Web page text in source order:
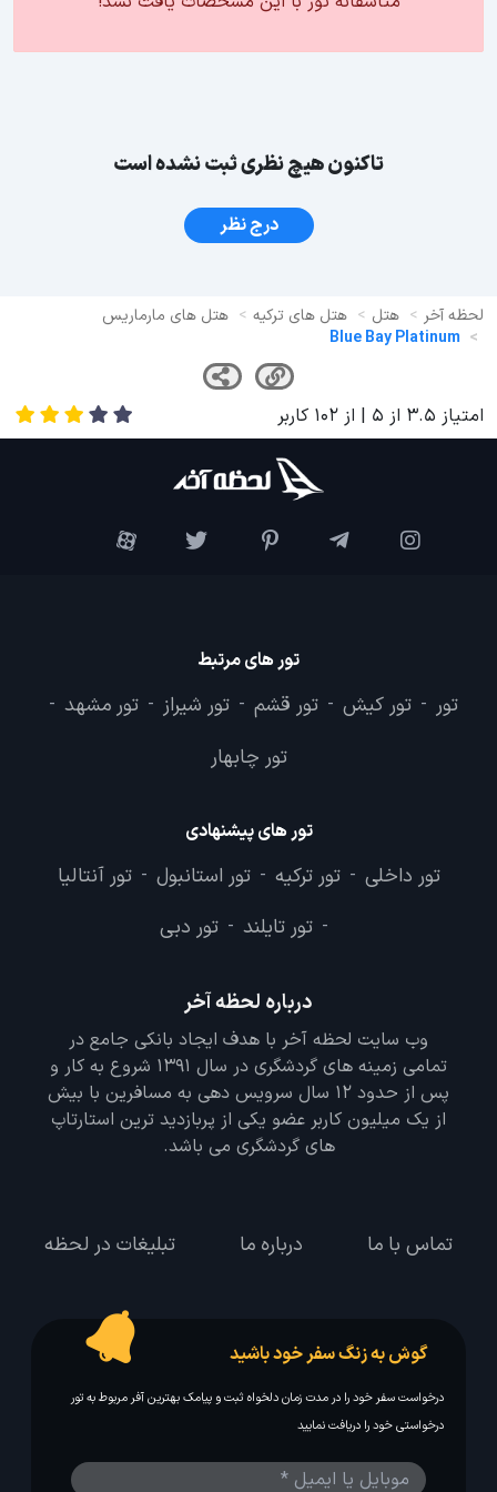
تاکنون هیچ نظری ثبت نشده است
درج نظر
لحظه آخر هتل هتل های ترکیه
هتل های مارماریس
Blue Bay Platinum
امتیاز 3.5 از 5 | از 102 کاربر
تور های مرتبط
تور - تور کیش - تور قشم - تور شیراز - تور مشهد -
تور چابهار
تور های پیشنهادی
تور داخلی - تور ترکیه - تور استانبول - تور آنتالیا
- تور تایلند - تور دبی
درباره لحظه آخر
وب سایت لحظه آخر با هدف ایجاد بانکی جامع در
تمامی زمینه های گردشگری در سال 1391 شروع به کار و
پس از حدود 12 سال سرویس دهی به مسافرین با بیش
از یک میلیون کاربر عضو یکی از پربازدید ترین استارتاپ
های گردشگری می باشد.
تماس با ما درباره ما تبلیغات در لحظه
گوش به زنگ سفر خود باشید
درخواست سفر خود را در مدت زمان دلخواه ثبت و پیامک بهترین آفر مربوط به تور
درخواستی خود را دریافت نمایید